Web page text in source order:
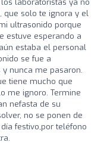
que solo te ignora y el
ultrasonido porque
estuve esperando a
estaba el personal
se fue a
nunca me pasaron.
tiene mucho que
me ignoro. Termine
nefasta de su
no se ponen de
festivo,por teléfono